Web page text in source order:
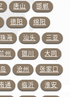
浙江省金华市金东区东市南街777号金华万达广场4号楼22楼2209室百达翡丽售后服务中心（需提前预约）
浙江省丽水市莲都区解放街百达翡丽售后服务中心（需提前预约）
浙江省宁波市江北区大闸南路500号来福士广场办公楼20层2009室百达翡丽售后服务中心（需提前预约）
浙江省衢州市柯城区上街百达翡丽售后服务中心（需提前预约）
浙江省绍兴市越城区胜利东路379号世茂天际中心写字楼8层805室百达翡丽售后服务中心（需提前预约）
浙江省舟山市定海区解放东路百达翡丽售后服务中心（需提前预约）
澳门特别行政区大堂区议事亭前地（新马路）百达翡丽售后服务中心（需提前预约）
唐山 邯郸
德阳 绵阳
珠海 汕头 三亚
州 银川 大同
沧州 张家口
通 临沂 淮安